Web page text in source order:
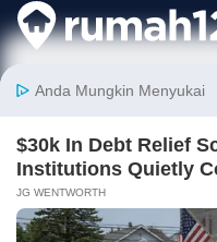
Indonesia, yang hadir sejak
Indonesia. Rumah123
pengalaman 'Jual Beli dan Sewa
dari developer terkemuka serta